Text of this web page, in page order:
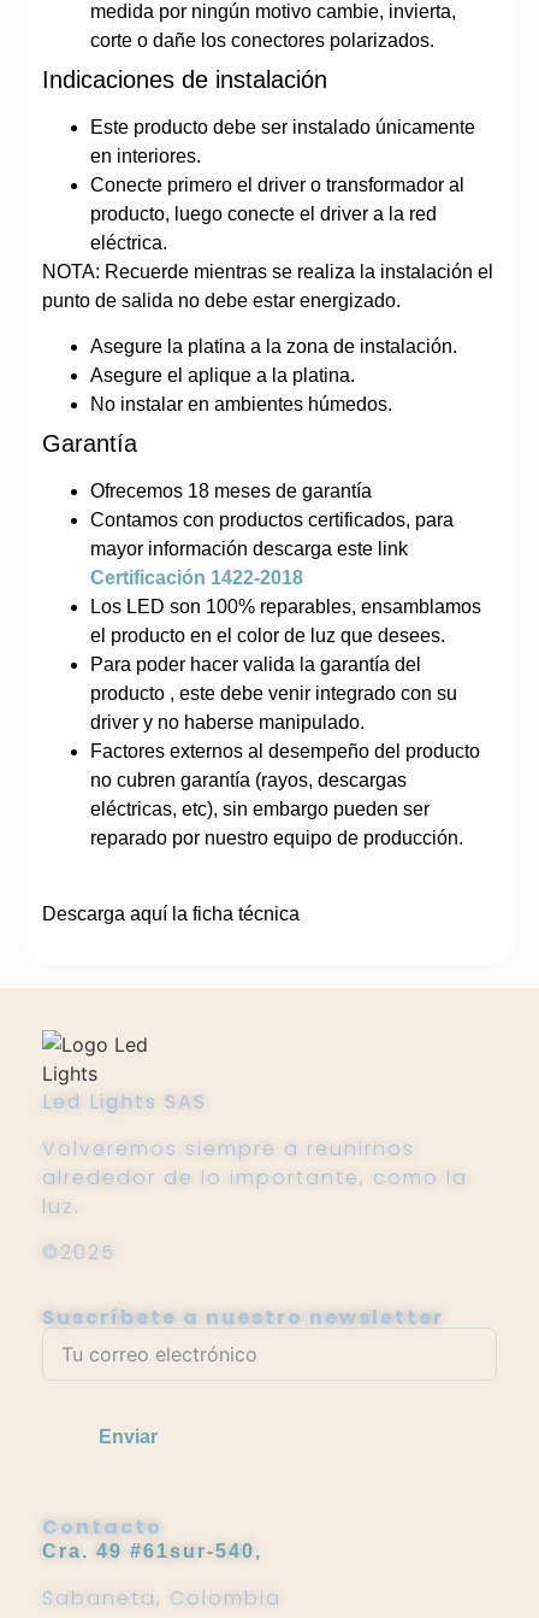
medida por ningún motivo cambie, invierta,
corte o dañe los conectores polarizados.
Indicaciones de instalación
Este producto debe ser instalado únicamente
en interiores.
Conecte primero el driver o transformador al
producto, luego conecte el driver a la red
eléctrica.
NOTA: Recuerde mientras se realiza la instalación el
punto de salida no debe estar energizado.
Asegure la platina a la zona de instalación.
Asegure el aplique a la platina.
No instalar en ambientes húmedos.
Garantía
Ofrecemos 18 meses de garantía
Contamos con productos certificados, para
mayor información descarga este link
Certificación 1422-2018
Los LED son 100% reparables, ensamblamos
el producto en el color de luz que desees.
Para poder hacer valida la garantía del
producto , este debe venir integrado con su
driver y no haberse manipulado.
Factores externos al desempeño del producto
no cubren garantía (rayos, descargas
eléctricas, etc), sin embargo pueden ser
reparado por nuestro equipo de producción.
Descarga aquí la ficha técnica
Led Lights SAS
Volveremos siempre a reunirnos
alrededor de lo importante, como la
luz.
©2025
Suscríbete a nuestro newsletter
Enviar
Contacto
Cra. 49 #61sur-540,
Sabaneta, Colombia